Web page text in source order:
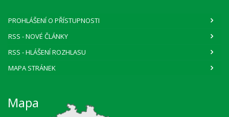
PROHLÁŠENÍ O PŘÍSTUPNOSTI
RSS - NOVÉ ČLÁNKY
RSS - HLÁŠENÍ ROZHLASU
MAPA STRÁNEK
Mapa